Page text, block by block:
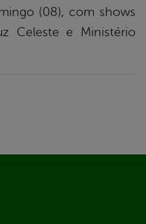
(08), com shows
Celeste e Ministério